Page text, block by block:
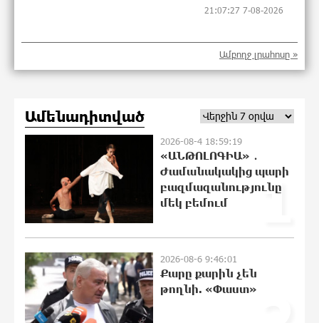
21:07:27 7-08-2026
Կաթողիկոսի նկատմամբ
բռնադատավարությունը միահեծան
21:04:08 7-08-2026
Մեր երկրում իշխանության և
ընդդիմության անվերջանալի
պայքարում տուժում է միայն ու միայն
ՀՀ քաղաքացին. Աննա Կոստանյան
մոլորված զբոսաշրջիկներին
20:49:35 7-08-2026
Ամբողջ լրահոսը »
Ամենադիտված
1
2026-08-4 18:59:19
«ԱՆԹՈԼՈԳԻԱ» ․
Ժամանակակից պարի
բազմազանությունը
մեկ բեմում
2026-08-6 9:46:01
Քարը քարին չեն
թողնի. «Փաստ»